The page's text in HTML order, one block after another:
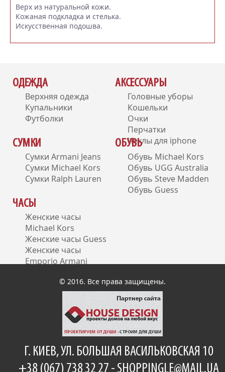
Верх из натуральной кожи.
Кожаная подкладка и стелька.
Искусственная подошва.
Отзывы (0)
ОДЕЖДА
Верхняя одежда
Купальники
Футболки
АКСЕССУАРЫ
Головные уборы
Кошельки
Очки
Перчатки
Чехлы для iphone
СУМКИ
Сумки Armani Jeans
Сумки Michael Kors
Сумки Ralph Lauren
ОБУВЬ
Обувь Michael Kors
Обувь UGG Australia
Обувь Steve Madden
Обувь Guess
ЧАСЫ
Женские часы
Michael Kors
Женские часы Guess
Женские часы
Emporio Armani
© 2016. Все права защищены.
Г. КИЕВ, УЛ. БОЛЬШАЯ ВАСИЛЬКОВСКАЯ 10
+38 (067) 738 32 27 - SHOPPINGLE@MAIL.UA